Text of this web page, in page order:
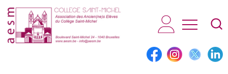
AESM...